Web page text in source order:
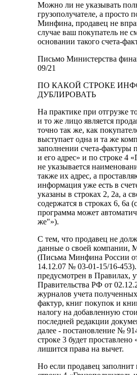
Можно ли не указывать
грузополучателе, а
Минфина, продавец не
случае ваш покупатель не
основании такого счета-
Письмо Министерства
09/21
ПО КАКОЙ СТРОКЕ
ДУБЛИРОВАТЬ
На практике при отгрузке
и то же лицо является
точно так же, как
выступает одна и та же
заполнении счета-фактуры
и его адрес» и по строке 4
не указывается
также их адрес, а
информация уже есть в
указаны в строках 2, 2а, а
содержатся в строках 6, 6а
программа может
же"»).
С тем, что продавец не
данные о своей компании,
(Письма Минфина России
14.12.07 № 03-01-15/16-
предусмотрен в Правилах,
Правительства РФ от
журналов учета
фактур, книг покупок и
налогу на добавленную
последней редакции
далее - постановление №
строке 3 будет
лишится права на вычет.
Но если продавец